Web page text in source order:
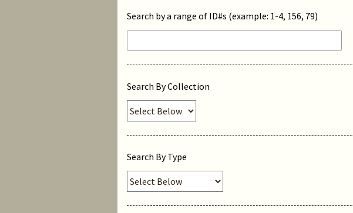
Search by a range of ID#s (example: 1-4, 156, 79)
Search By Collection
Search By Type